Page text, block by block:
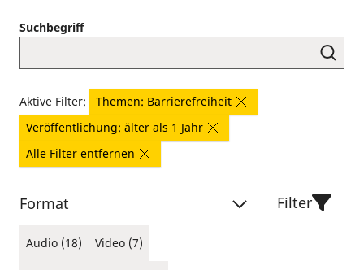
Suchbegriff
Aktive Filter:
Themen: Barrierefreiheit
Veröffentlichung: älter als 1 Jahr
Alle Filter entfernen
Format
Audio (18) Video (7)
Filter